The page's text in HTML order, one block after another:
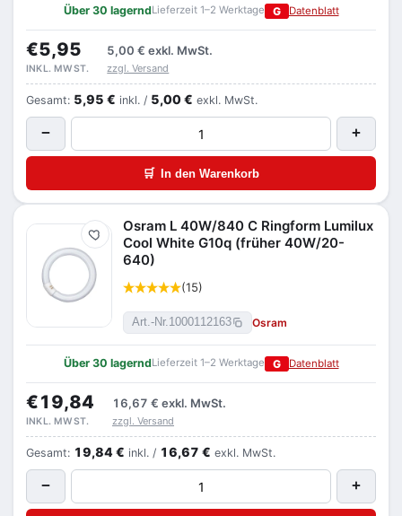
Über 30 lagerndLieferzeit 1–2 Werktage G Datenblatt
€5,95 5,00 € exkl. MwSt.
INKL. MWST. zzgl. Versand
Gesamt: 5,95 € inkl. / 5,00 € exkl. MwSt.
− +
🛒 In den Warenkorb
Merken
Osram L 40W/840 C Ringform Lumilux
Cool White G10q (früher 40W/20-
640)
(15)
Art.-Nr.1000112163 Osram
Über 30 lagerndLieferzeit 1–2 Werktage G Datenblatt
€19,84 16,67 € exkl. MwSt.
INKL. MWST. zzgl. Versand
Gesamt: 19,84 € inkl. / 16,67 € exkl. MwSt.
− +